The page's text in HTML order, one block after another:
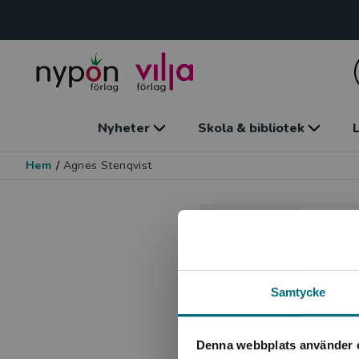
Samtycke
Denna webbplats använder
Nyheter Skola & bibliotek
Hem / Agnes Stenqvist